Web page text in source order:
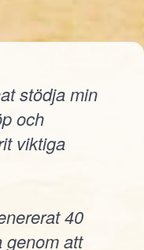
stödja min
och
viktiga
40
genom att